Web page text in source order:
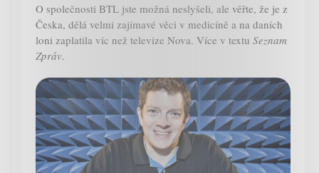
O společnosti BTL jste možná neslyšeli, ale věřte, že je z
Česka, dělá velmi zajímavé věci v medicíně a na daních
loni zaplatila víc než televize Nova. Více v textu Seznam
Zpráv.